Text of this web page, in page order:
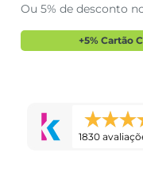
Ou 5% de desconto
+5% Cartão
1830